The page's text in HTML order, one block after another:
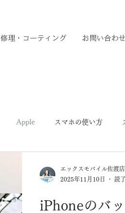
修理・コーティング お問い合わせ
Apple スマホの使い方
iPhoneのバ
エックスモバイル佐渡
2025年11月10日
読